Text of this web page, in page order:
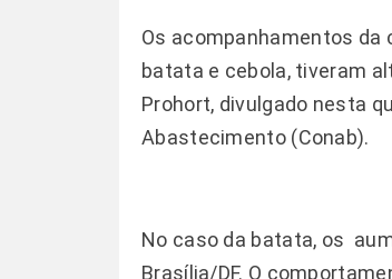
Os acompanhamentos da
batata e cebola, tiveram
Prohort, divulgado nesta
Abastecimento (Conab).
No caso da batata, os
Brasília/DF. O